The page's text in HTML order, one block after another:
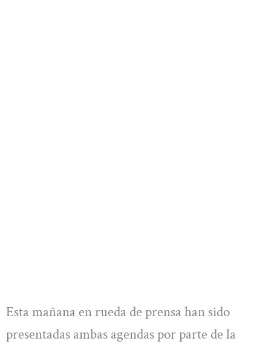
Esta mañana en rueda de prensa han sido
presentadas ambas agendas por parte de la